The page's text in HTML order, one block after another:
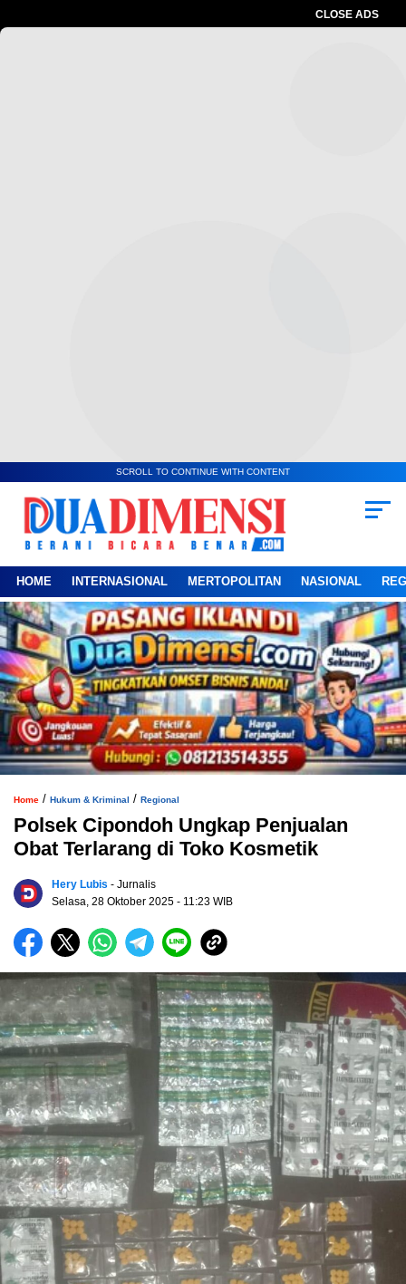
CLOSE ADS
SCROLL TO CONTINUE WITH CONTENT
HOME INTERNASIONAL MERTOPOLITAN NASIONAL
Home / Hukum & Kriminal / Regional
Polsek Cipondoh Ungkap Penjualan
Obat Terlarang di Toko Kosmetik
Hery Lubis - Jurnalis
Selasa, 28 Oktober 2025 - 11:23 WIB